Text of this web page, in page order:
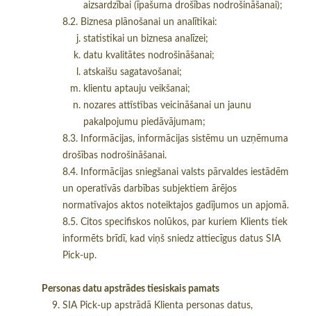
aizsardzībai (īpašuma drošības nodrošināšanai);
8.2. Biznesa plānošanai un analītikai:
statistikai un biznesa analīzei;
datu kvalitātes nodrošināšanai;
atskaišu sagatavošanai;
klientu aptauju veikšanai;
nozares attīstības veicināšanai un jaunu
pakalpojumu piedāvājumam;
8.3. Informācijas, informācijas sistēmu un uzņēmuma
drošības nodrošināšanai.
8.4. Informācijas sniegšanai valsts pārvaldes iestādēm
un operatīvās darbības subjektiem ārējos
normatīvajos aktos noteiktajos gadījumos un apjomā.
8.5. Citos specifiskos nolūkos, par kuriem Klients tiek
informēts brīdī, kad viņš sniedz attiecīgus datus SIA
Pick-up.
Personas datu apstrādes tiesiskais pamats
SIA Pick-up apstrādā Klienta personas datus,